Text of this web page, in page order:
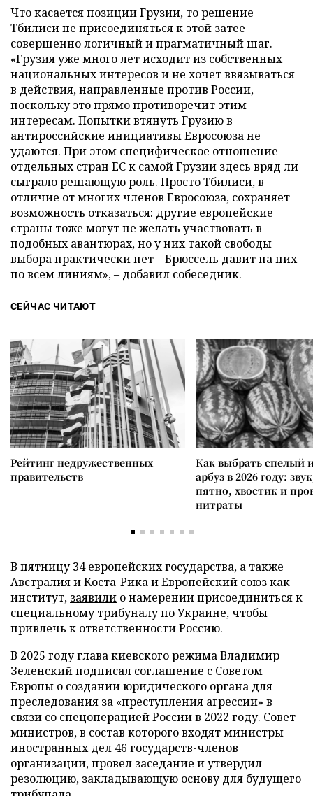
Что касается позиции Грузии, то решение
Тбилиси не присоединяться к этой затее –
совершенно логичный и прагматичный шаг.
«Грузия уже много лет исходит из собственных
национальных интересов и не хочет ввязываться
в действия, направленные против России,
поскольку это прямо противоречит этим
интересам. Попытки втянуть Грузию в
антироссийские инициативы Евросоюза не
удаются. При этом специфическое отношение
отдельных стран ЕС к самой Грузии здесь вряд ли
сыграло решающую роль. Просто Тбилиси, в
отличие от многих членов Евросоюза, сохраняет
возможность отказаться: другие европейские
страны тоже могут не желать участвовать в
подобных авантюрах, но у них такой свободы
выбора практически нет – Брюссель давит на них
по всем линиям», – добавил собеседник.
СЕЙЧАС ЧИТАЮТ
Рейтинг недружественных
правительств
Как выбрать спелый
арбуз в 2026 году:
пятно, хвостик и
нитраты
В пятницу 34 европейских государства, а также
Австралия и Коста-Рика и Европейский союз как
институт, заявили о намерении присоединиться к
специальному трибуналу по Украине, чтобы
привлечь к ответственности Россию.
В 2025 году глава киевского режима Владимир
Зеленский подписал соглашение с Советом
Европы о создании юридического органа для
преследования за «преступления агрессии» в
связи со спецоперацией России в 2022 году. Совет
министров, в состав которого входят министры
иностранных дел 46 государств-членов
организации, провел заседание и утвердил
резолюцию, закладывающую основу для будущего